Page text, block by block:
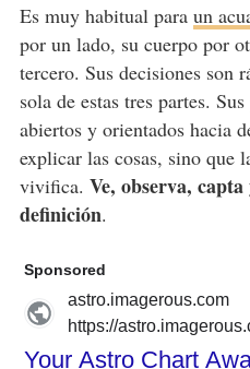
Es muy habitual para un
por un lado, su cuerpo por
tercero. Sus decisiones son
sola de estas tres partes.
abiertos y orientados hacia
explicar las cosas, sino que
vivifica. Ve, observa,
definición.